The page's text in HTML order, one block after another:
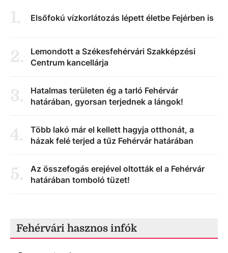
1. Elsőfokú vízkorlátozás lépett életbe Fejérben is
2.
Lemondott a Székesfehérvári Szakképzési
Centrum kancellárja
3.
Hatalmas területen ég a tarló Fehérvár
határában, gyorsan terjednek a lángok!
4.
Több lakó már el kellett hagyja otthonát, a
házak felé terjed a tűz Fehérvár határában
5.
Az összefogás erejével oltották el a Fehérvár
határában tomboló tüzet!
Fehérvári hasznos infók